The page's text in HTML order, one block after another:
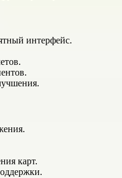
интерфейс.
карт.